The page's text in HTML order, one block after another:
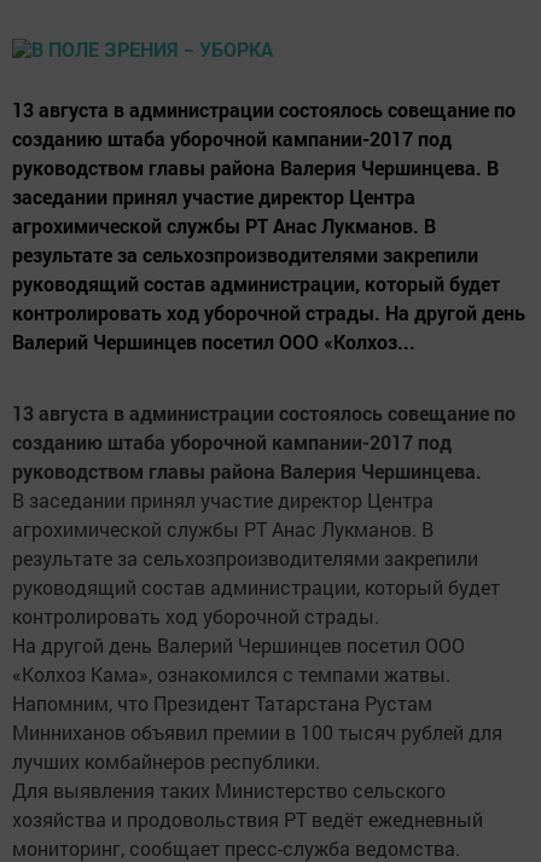
13 августа в администрации состоялось совещание по
созданию штаба уборочной кампании-2017 под
руководством главы района Валерия Чершинцева. В
заседании принял участие директор Центра
агрохимической службы РТ Анас Лукманов. В
результате за сельхозпроизводителями закрепили
руководящий состав администрации, который будет
контролировать ход уборочной страды. На другой день
Валерий Чершинцев посетил ООО «Колхоз...
13 августа в администрации состоялось совещание по
созданию штаба уборочной кампании-2017 под
руководством главы района Валерия Чершинцева.
В заседании принял участие директор Центра
агрохимической службы РТ Анас Лукманов. В
результате за сельхозпроизводителями закрепили
руководящий состав администрации, который будет
контролировать ход уборочной страды.
На другой день Валерий Чершинцев посетил ООО
«Колхоз Кама», ознакомился с темпами жатвы.
Напомним, что Президент Татарстана Рустам
Минниханов объявил премии в 100 тысяч рублей для
лучших комбайнеров республики.
Для выявления таких Министерство сельского
хозяйства и продовольствия РТ ведёт ежедневный
мониторинг, сообщает пресс-служба ведомства.